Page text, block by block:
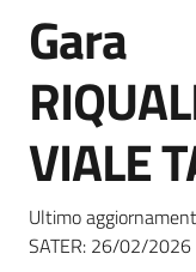
Bandi
strumenti
acquisto
Supporto
Salta al contenuto
Gara
VIALE
Ultimo
SATER: 26/02/2026